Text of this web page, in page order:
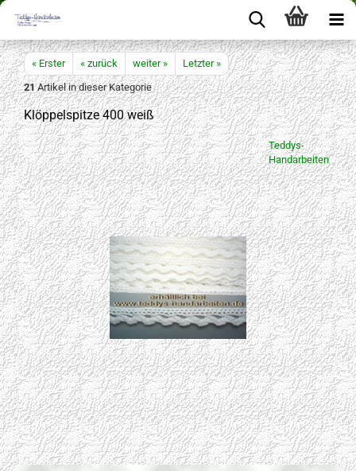
« Erster « zurück weiter »
Letzter »
21Artikel in dieser Kategorie
Klöppelspitze 400 weiß
Teddys-
Handarbeiten